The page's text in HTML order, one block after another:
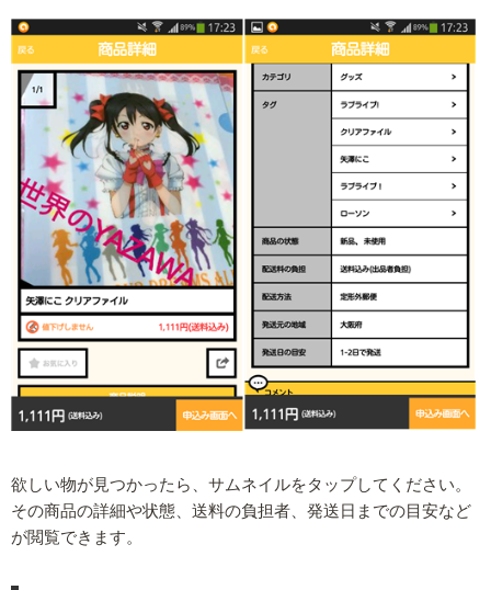
欲しい物が見つかったら、サムネイルをタップしてください。
その商品の詳細や状態、送料の負担者、発送日までの目安など
が閲覧できます。